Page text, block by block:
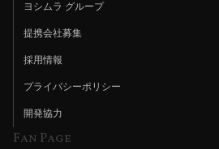
ヨシムラ グループ
提携会社募集
採用情報
プライバシーポリシー
開発協力
Fan Page